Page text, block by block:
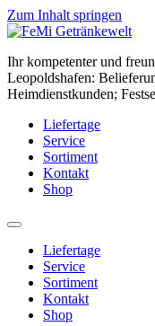
Zum Inhalt springen
Ihr kompetenter und
Leopoldshafen:
Heimdienstkunden;
Liefertage
Service
Sortiment
Kontakt
Shop
Liefertage
Service
Sortiment
Kontakt
Shop